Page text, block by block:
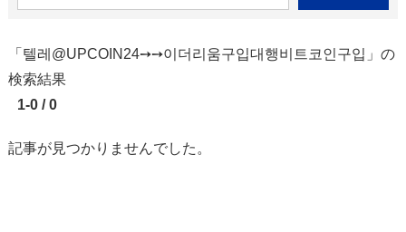
「텔레@UPCOIN24➙➙이더리움구입대행비트코인구입」の
検索結果
1-0 / 0
記事が見つかりませんでした。